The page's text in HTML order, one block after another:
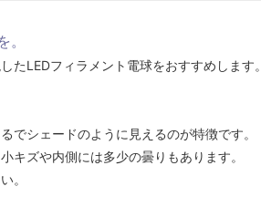
たLEDフィラメント電球をおすすめします。
でシェードのように見えるのが特徴です。
キズや内側には多少の曇りもあります。
。